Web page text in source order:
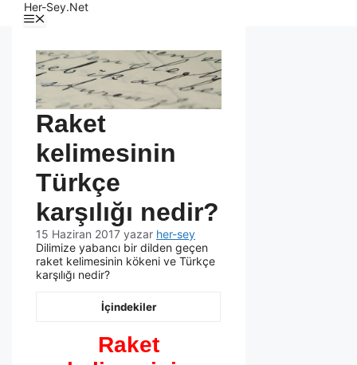
Her-Sey.Net
Raket
kelimesinin
Türkçe
karşılığı nedir?
15 Haziran 2017 yazar her-sey
Dilimize yabancı bir dilden geçen
raket kelimesinin kökeni ve Türkçe
karşılığı nedir?
İçindekiler
Raket